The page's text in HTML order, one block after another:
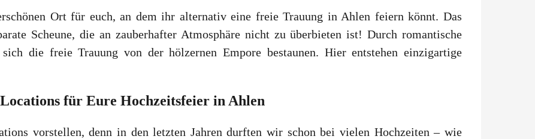
Ort für euch, an dem ihr alternativ eine freie Trauung in Ahlen feiern könnt. Das
Scheune, die an zauberhafter Atmosphäre nicht zu überbieten ist! Durch romantische
die freie Trauung von der hölzernen Empore bestaunen. Hier entstehen einzigartige
Locations für Eure Hochzeitsfeier in Ahlen
vorstellen, denn in den letzten Jahren durften wir schon bei vielen Hochzeiten – wie